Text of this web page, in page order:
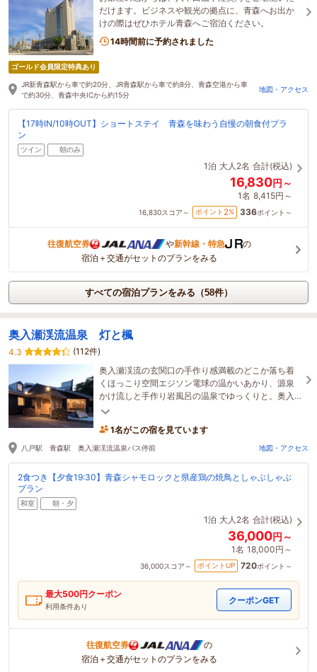
だけます。ビジネスや観光の拠点に、青森へお出か
けの際はぜひホテル青森へご宿泊ください。
14時間前に予約されました
ゴールド会員限定特典あり
JR新青森駅から車で約20分、JR青森駅から車で約8分、青森空港から車
で約30分、青森中央ICから約15分
地図・アクセス
【17時IN/10時OUT】ショートステイ 青森を味わう自慢の朝食付プラ
ン
ツイン 朝のみ
1泊 大人2名 合計(税込)
16,830円～
1名 8,415円～
16,830スコア～ ポイント 2% 336ポイント～
往復航空券 や新幹線・特急
の
宿泊＋交通がセットのプランをみる
すべての宿泊プランをみる（58件）
奥入瀬渓流温泉 灯と楓
4.3
(112件)
奥入瀬渓流の玄関口の手作り感満載のどこか落ち着
くほっこり空間エジソン電球の温かいあかり、源泉
かけ流しと手作り岩風呂の温泉でゆっくりと。奥入
瀬渓流温泉郷バス停前、スキー場前とアクセス◎
1名がこの宿を見ています
八戸駅 青森駅 奥入瀬渓流温泉バス停前 地図・アクセス
2食つき【夕食19:30】青森シャモロックと県産鶏の焼鳥としゃぶしゃぶ
プラン
和室 朝・夕
1泊 大人2名 合計(税込)
36,000円～
1名 18,000円～
36,000スコア～ ポイントUP 720ポイント～
最大500円クーポン
利用条件あり
クーポンGET
往復航空券
の
宿泊＋交通がセットのプランをみる